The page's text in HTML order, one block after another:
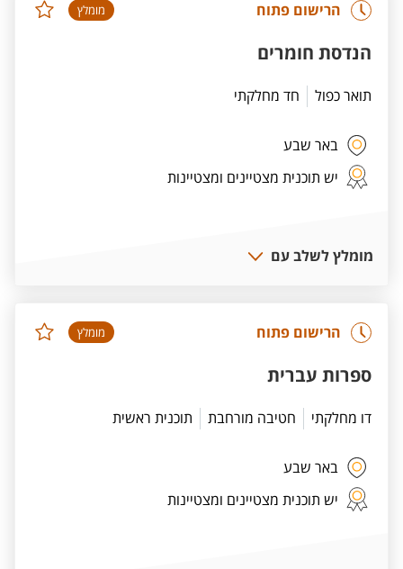
מומלץ הרישום פתוח
הנדסת חומרים
תואר כפול חד מחלקתי
באר שבע
יש תוכנית מצטיינים ומצטיינות
מומלץ לשלב עם
מומלץ הרישום פתוח
ספרות עברית
דו מחלקתי חטיבה מורחבת תוכנית ראשית
באר שבע
יש תוכנית מצטיינים ומצטיינות